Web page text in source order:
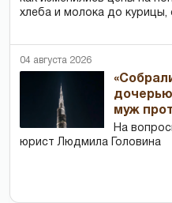
хлеба и молока до
04 августа 2026
муж
На
юрист Людмила Головина